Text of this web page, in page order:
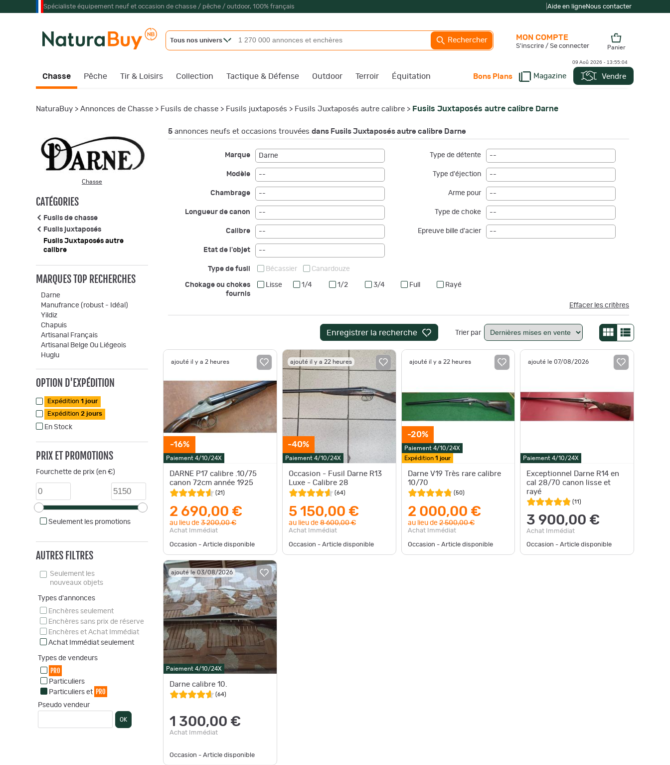
Spécialiste équipement neuf et occasion de chasse / pêche / outdoor, 100% français Aide en ligneNous contacter
Tous nos univers Rechercher
Chasse Pêche Tir & Loisirs Collection Tactique & Défense Outdoor Terroir Équitation Bons Plans Magazine Vendre
MON COMPTE
S'inscrire / Se connecter Panier
09 Aoû 2026 - 13:55:04
NaturaBuy > Annonces de Chasse > Fusils de chasse > Fusils juxtaposés > Fusils Juxtaposés autre calibre > Fusils Juxtaposés autre calibre Darne
Chasse
CATÉGORIES
Fusils de chasse
Fusils juxtaposés
Fusils Juxtaposés autre
calibre
MARQUES TOP RECHERCHES
Darne
Manufrance (robust - Idéal)
Yildiz
Chapuis
Artisanal Français
Artisanal Belge Ou Liégeois
Huglu
OPTION D'EXPÉDITION
Expédition 1 jour
Expédition 2 jours
En Stock
PRIX ET PROMOTIONS
Fourchette de prix (en €)
Seulement les promotions
AUTRES FILTRES
Seulement les
nouveaux objets
Types d'annonces
Enchères seulement
Enchères sans prix de réserve
Enchères et Achat Immédiat
Achat Immédiat seulement
Types de vendeurs
PRO
Particuliers
Particuliers et PRO
Pseudo vendeur
OK
5 annonces neufs et occasions trouvées dans Fusils Juxtaposés autre calibre Darne
Marque Darne
Modèle --
Chambrage --
Longueur de canon --
Calibre --
Etat de l'objet --
Type de détente --
Type d'éjection --
Arme pour --
Type de choke --
Epreuve bille d'acier --
Type de fusil Bécassier Canardouze
Chokage ou chokes
fournis
Lisse 1/4 1/2 3/4 Full Rayé
Effacer les critères
Enregistrer la recherche Trier par
ajouté il y a 2 heures
-16%
Paiement 4/10/24X
DARNE P17 calibre .10/75
canon 72cm année 1925
(21 )
2 690,00 €
au lieu de 3 200,00 €
Achat Immédiat
Occasion - Article disponible
ajouté il y a 22 heures
-40%
Paiement 4/10/24X
Occasion - Fusil Darne R13
Luxe - Calibre 28
(64)
5 150,00 €
au lieu de8 600,00 €
Achat Immédiat
Occasion - Article disponible
ajouté il y a 22 heures
-20%
Paiement 4/10/24X
Expédition 1 jour
Darne V19 Très rare calibre
10/70
(50)
2 000,00 €
au lieu de2 500,00 €
Achat Immédiat
Occasion - Article disponible
ajouté le 07/08/2026
Paiement 4/10/24X
Exceptionnel Darne R14 en
cal 28/70 canon lisse et
rayé
(11 )
3 900,00 €
Achat Immédiat
Occasion - Article disponible
ajouté le 03/08/2026
Paiement 4/10/24X
Darne calibre 10.
(64)
1 300,00 €
Achat Immédiat
Occasion - Article disponible